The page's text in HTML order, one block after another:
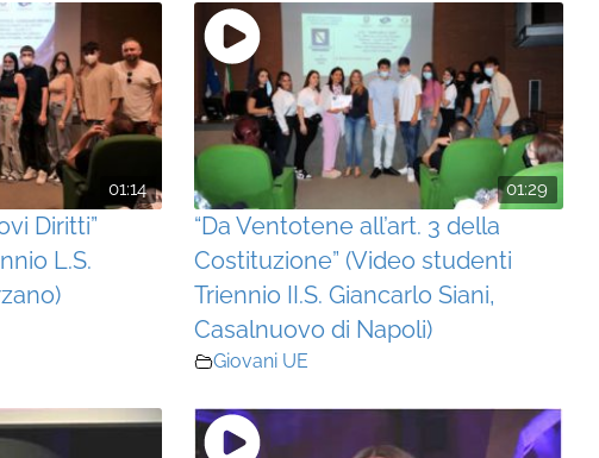
01:14
Diritti”
L.S.
01:29
“Da Ventotene all’art. 3 della
Costituzione” (Video studenti
Triennio II.S. Giancarlo Siani,
Casalnuovo di Napoli)
Giovani UE